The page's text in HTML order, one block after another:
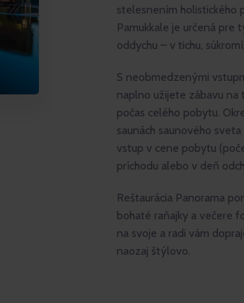
stelesnením holistického
Pamukkale je určená pre
oddychu – v tichu,
S neobmedzenými
naplno užijete zábavu na
počas celého pobytu.
saunách saunového
vstup v cene pobytu
príchodu alebo v deň
Reštaurácia Panorama
bohaté raňajky a večere
na svoje a radi vám
naozaj štýlovo.